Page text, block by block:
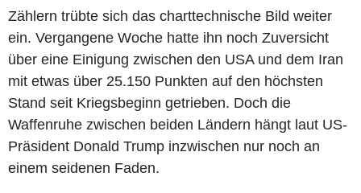
Zählern trübte sich das charttechnische Bild weiter
ein. Vergangene Woche hatte ihn noch Zuversicht
über eine Einigung zwischen den USA und dem Iran
mit etwas über 25.150 Punkten auf den höchsten
Stand seit Kriegsbeginn getrieben. Doch die
Waffenruhe zwischen beiden Ländern hängt laut US-
Präsident Donald Trump inzwischen nur noch an
einem seidenen Faden.